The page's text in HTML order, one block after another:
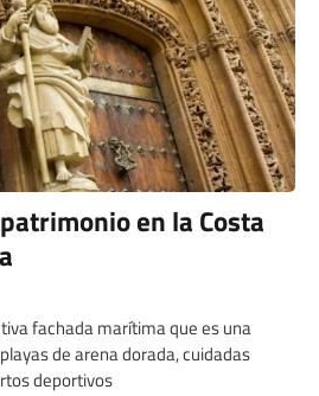
en la Costa
fachada marítima que es una
de arena dorada, cuidadas
deportivos